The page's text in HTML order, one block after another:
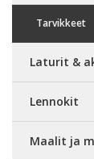
Tarvikkeet
Laturit &
Lennokit
Maalit ja